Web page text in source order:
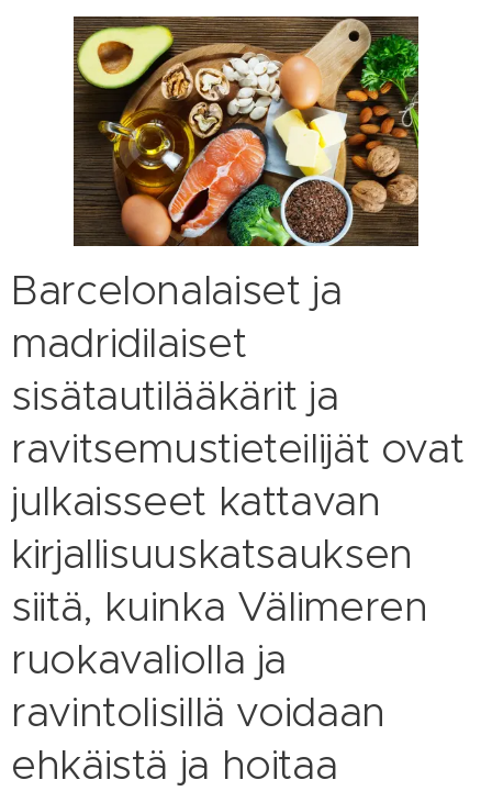
Barcelonalaiset ja
madridilaiset
sisätautilääkärit ja
ravitsemustieteilijät ovat
julkaisseet kattavan
kirjallisuuskatsauksen
siitä, kuinka Välimeren
ruokavaliolla ja
ravintolisillä voidaan
ehkäistä ja hoitaa